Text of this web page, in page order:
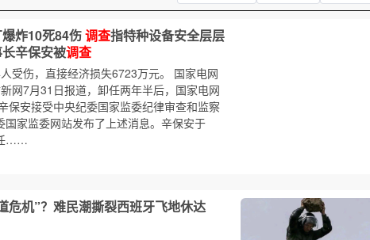
炸10死84伤调查指特种设备安全层层
辛保安被调查
受伤，直接经济损失6723万元。 国家电网
网7月31日报道，卸任两年半后，国家电网
保安接受中央纪委国家监委纪律审查和监察
国家监委网站发布了上述消息。辛保安于
……
危机”？难民潮撕裂西班牙飞地休达